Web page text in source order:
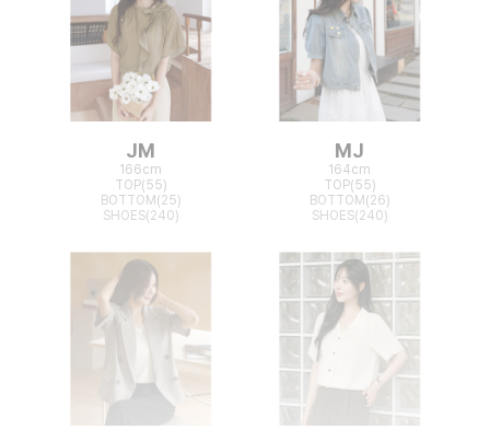
JM
166cm
TOP(55)
BOTTOM(25)
SHOES(240)
MJ
164cm
TOP(55)
BOTTOM(26)
SHOES(240)